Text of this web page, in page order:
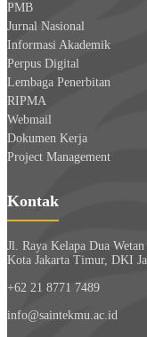
PMB
Jurnal Nasional
Informasi Akademik
Perpus Digital
Lembaga Penerbitan
RIPMA
Webmail
Dokumen Kerja
Project Management
Kontak
Jl. Raya Kelapa Dua
Kota Jakarta Timur, DKI
+62 21 8771 7489
info@saintekmu.ac.id